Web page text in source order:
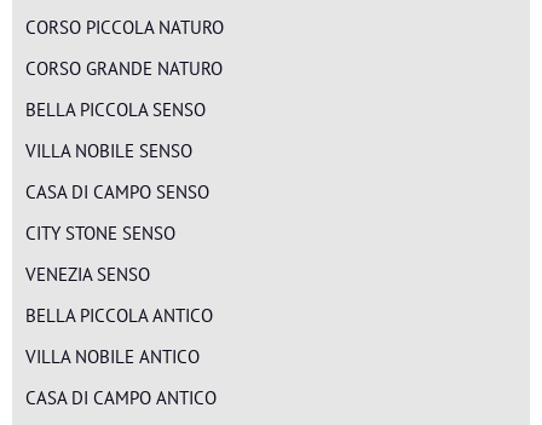
CORSO PICCOLA NATURO
CORSO GRANDE NATURO
BELLA PICCOLA SENSO
VILLA NOBILE SENSO
CASA DI CAMPO SENSO
CITY STONE SENSO
VENEZIA SENSO
BELLA PICCOLA ANTICO
VILLA NOBILE ANTICO
CASA DI CAMPO ANTICO